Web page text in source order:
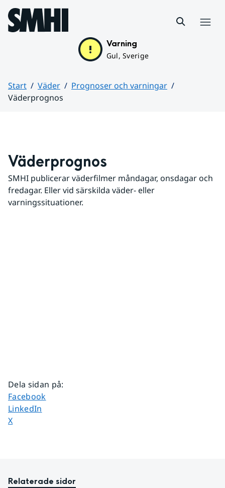
Hoppa till sidans innehåll
Varning
Gul, Sverige
Start Väder
Prognoser och varningar
Väderprognos
Väderprognos
SMHI publicerar väderfilmer måndagar, onsdagar och
fredagar. Eller vid särskilda väder- eller
varningssituationer.
Dela sidan på:
Dela sidan på
Facebook
Dela sidan på
LinkedIn
Dela sidan på
X
Relaterade sidor